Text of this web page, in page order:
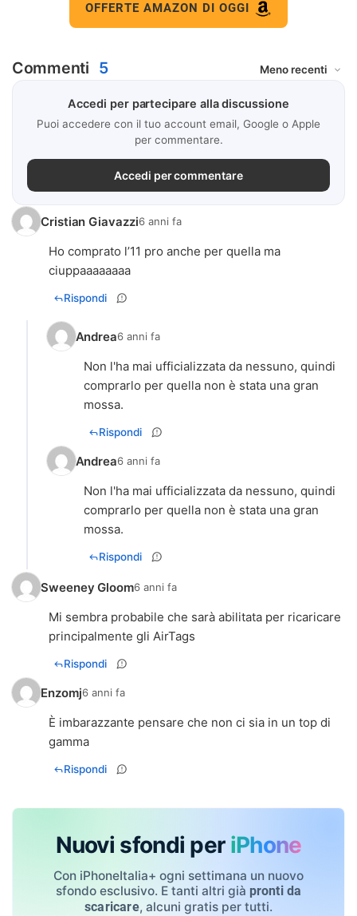
OFFERTE AMAZON DI OGGI
Commenti 5
Accedi per partecipare alla discussione
Puoi accedere con il tuo account email, Google o Apple
per commentare.
Accedi per commentare
Cristian Giavazzi6 anni fa
Ho comprato l’11 pro anche per quella ma
ciuppaaaaaaaa
Rispondi
Andrea6 anni fa
Non l'ha mai ufficializzata da nessuno, quindi
comprarlo per quella non è stata una gran
mossa.
Rispondi
Andrea6 anni fa
Non l'ha mai ufficializzata da nessuno, quindi
comprarlo per quella non è stata una gran
mossa.
Rispondi
Sweeney Gloom6 anni fa
Mi sembra probabile che sarà abilitata per ricaricare
principalmente gli AirTags
Rispondi
Enzomj6 anni fa
È imbarazzante pensare che non ci sia in un top di
gamma
Rispondi
Nuovi sfondi per iPhone
Con iPhoneItalia+ ogni settimana un nuovo
sfondo esclusivo. E tanti altri già pronti da
scaricare, alcuni gratis per tutti.